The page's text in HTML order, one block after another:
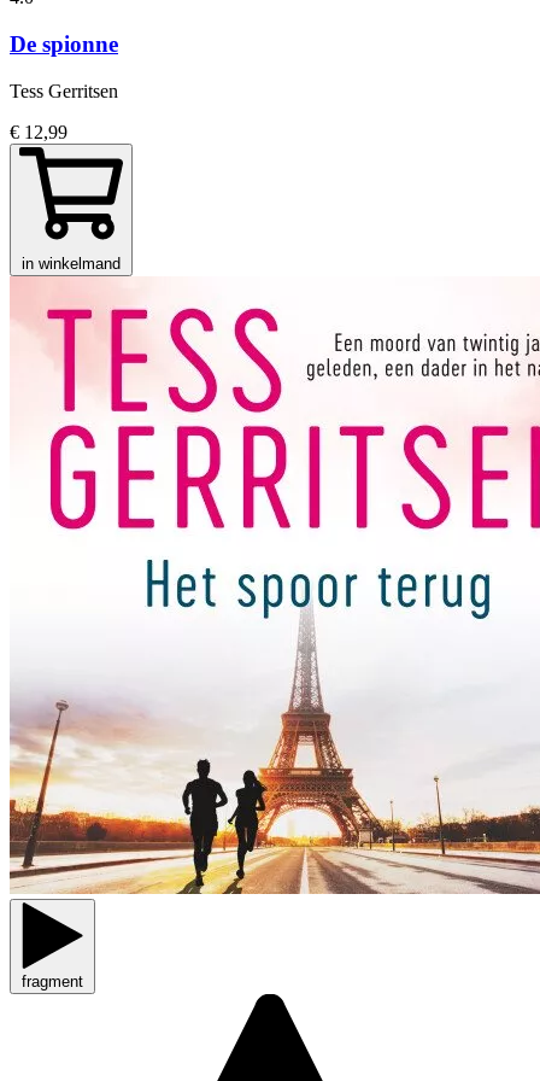
De spionne
Tess Gerritsen
€ 12,99
in winkelmand
fragment